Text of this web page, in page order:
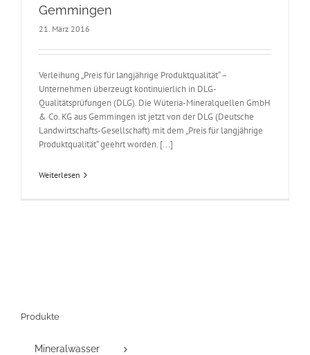
Gemmingen
21. März 2016
Verleihung „Preis für langjährige Produktqualität“ –
Unternehmen überzeugt kontinuierlich in DLG-
Qualitätsprüfungen (DLG). Die Wüteria-Mineralquellen GmbH
& Co. KG aus Gemmingen ist jetzt von der DLG (Deutsche
Landwirtschafts-Gesellschaft) mit dem „Preis für langjährige
Produktqualität“ geehrt worden. [...]
Weiterlesen
Produkte
Mineralwasser